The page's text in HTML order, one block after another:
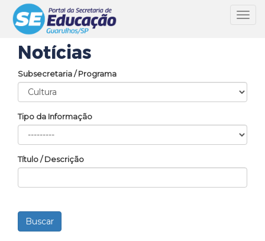
Notícias
Subsecretaria / Programa
Tipo da Informação
Título / Descrição